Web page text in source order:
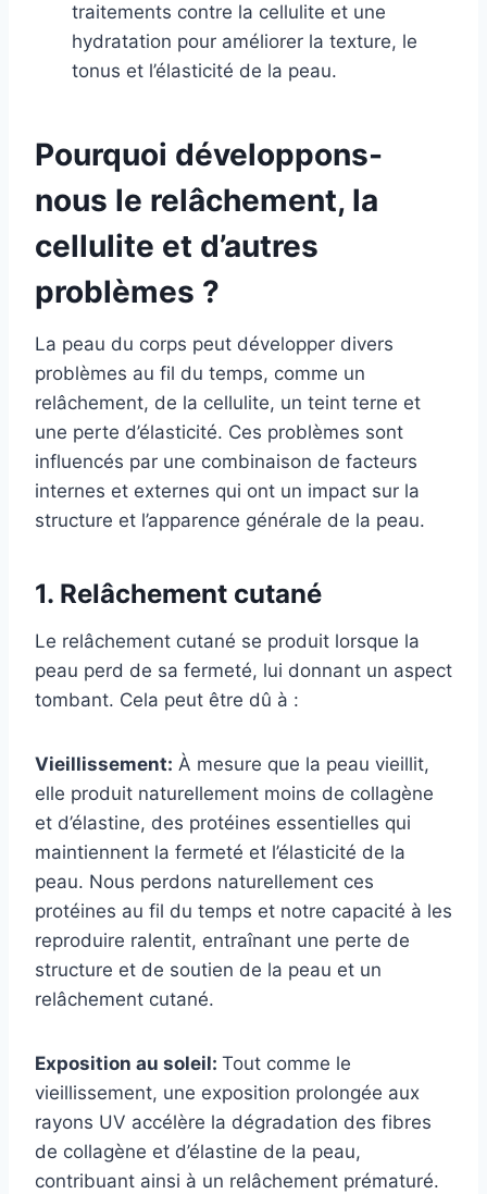
traitements contre la cellulite et une
hydratation pour améliorer la texture, le
tonus et l’élasticité de la peau.
Pourquoi développons-
nous le relâchement, la
cellulite et d’autres
problèmes ?
La peau du corps peut développer divers
problèmes au fil du temps, comme un
relâchement, de la cellulite, un teint terne et
une perte d’élasticité. Ces problèmes sont
influencés par une combinaison de facteurs
internes et externes qui ont un impact sur la
structure et l’apparence générale de la peau.
1. Relâchement cutané
Le relâchement cutané se produit lorsque la
peau perd de sa fermeté, lui donnant un aspect
tombant. Cela peut être dû à :
Vieillissement: À mesure que la peau vieillit,
elle produit naturellement moins de collagène
et d’élastine, des protéines essentielles qui
maintiennent la fermeté et l’élasticité de la
peau. Nous perdons naturellement ces
protéines au fil du temps et notre capacité à les
reproduire ralentit, entraînant une perte de
structure et de soutien de la peau et un
relâchement cutané.
Exposition au soleil: Tout comme le
vieillissement, une exposition prolongée aux
rayons UV accélère la dégradation des fibres
de collagène et d’élastine de la peau,
contribuant ainsi à un relâchement prématuré.